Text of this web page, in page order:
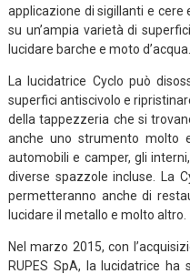
applicazione di sigillanti e
su un’ampia varietà di
lucidare barche e moto d’acqua.
La lucidatrice Cyclo può
superfici antiscivolo e
della tappezzeria che si
anche uno strumento molto
automobili e camper, gli
diverse spazzole incluse. La
permetteranno anche di
lucidare il metallo e molto altro.
Nel marzo 2015, con
RUPES SpA, la lucidatrice